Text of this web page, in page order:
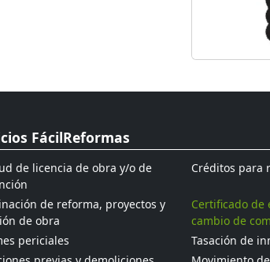
FácilReformas
de licencia de obra y/o de
Créditos para
de reforma, proyectos y
de obra
Certificado de
cambio de
periciales
Tasación de